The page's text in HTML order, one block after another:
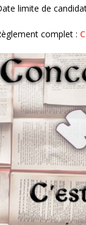
limite de
complet :